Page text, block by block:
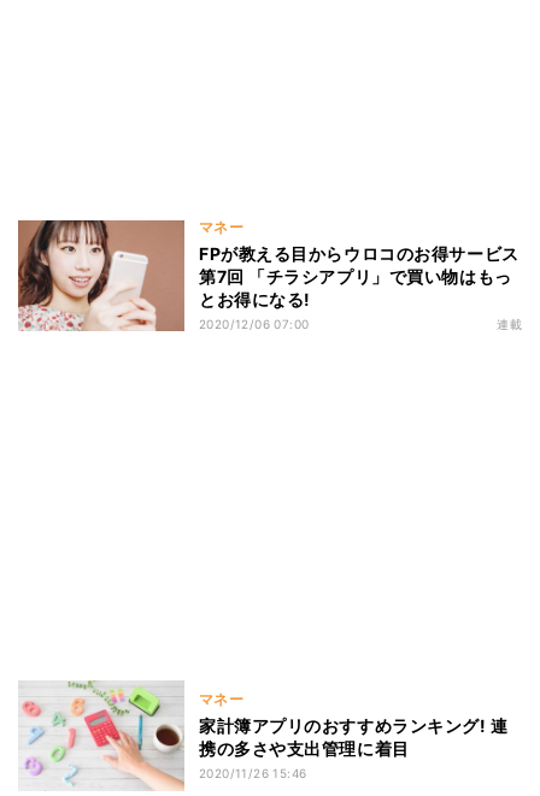
マネー
FPが教える目からウロコのお得サービス
第7回 「チラシアプリ」で買い物はもっ
とお得になる!
2020/12/06 07:00 連載
マネー
家計簿アプリのおすすめランキング! 連
携の多さや支出管理に着目
2020/11/26 15:46